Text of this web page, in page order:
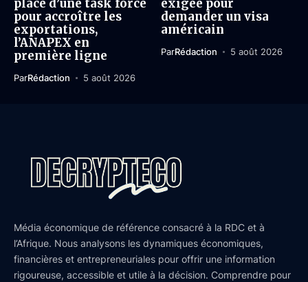
place d’une task force
pour accroître les
exportations,
l’ANAPEX en
première ligne
ParRédaction 5 août 2026
exigée pour
demander un visa
américain
ParRédaction 5 août 2026
Média économique de référence consacré à la RDC et à
l’Afrique. Nous analysons les dynamiques économiques,
financières et entrepreneuriales pour offrir une information
rigoureuse, accessible et utile à la décision. Comprendre pour